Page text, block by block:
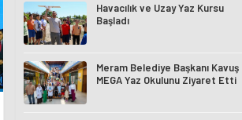
Havacılık ve Uzay Yaz Kursu
Başladı
Meram Belediye Başkanı Kavuş
MEGA Yaz Okulunu Ziyaret Etti